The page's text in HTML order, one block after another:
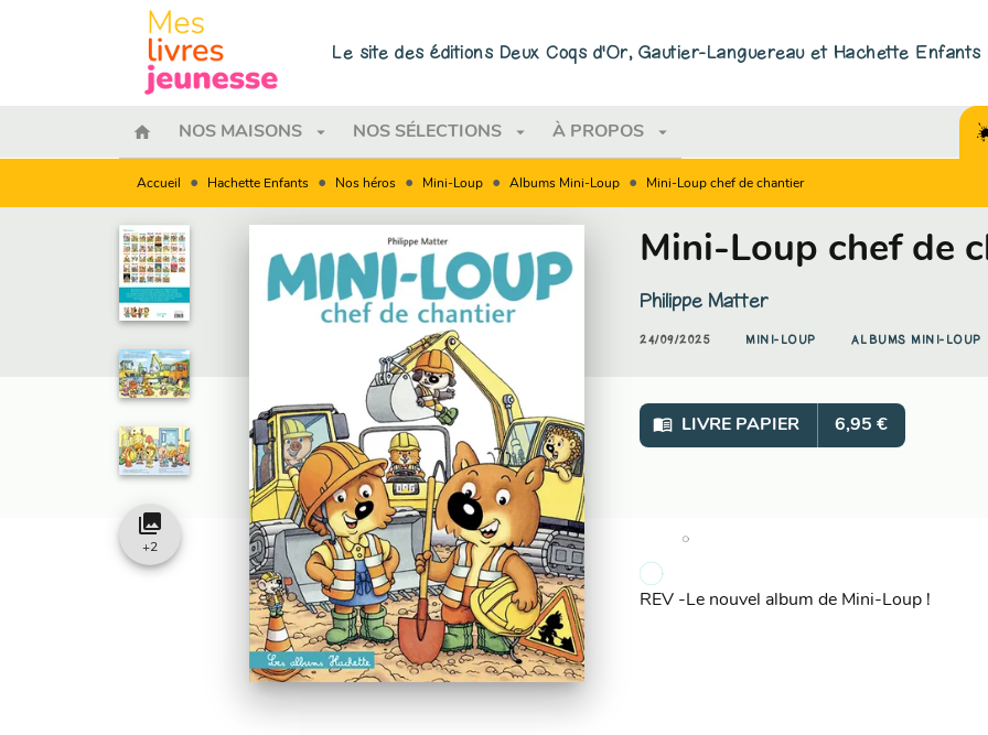
MENU
Le site des éditions Deux Coqs d'Or, Gautier-Languereau et Hachette Enfants
home NOS MAISONS arrow_drop_down NOS SÉLECTIONS arrow_drop_down À PROPOS arrow_drop_down
Accueil • Hachette Enfants • Nos héros • Mini-Loup • Albums Mini-Loup • Mini-Loup chef de chantier
Mini-Loup chef de
Philippe Matter
24/09/2025 MINI-LOUP ALBUMS MINI-LOUP
menu_book LIVRE PAPIER 6,95 €
REV -Le nouvel album de Mini-Loup !
collections
+2